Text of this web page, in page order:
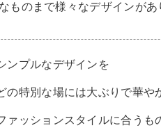
ものまで様々なデザインがあ
ンプルなデザインを
の特別な場には大ぶりで華や
ァッションスタイルに合うも